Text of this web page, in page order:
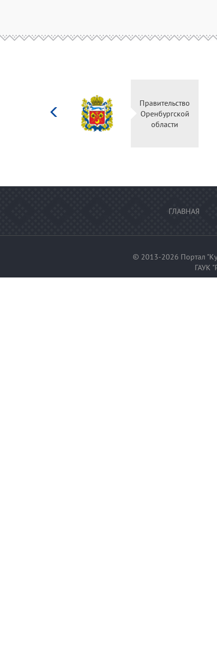
Правительство
Оренбургской
области
ГЛАВНАЯ
© 2013-2026 Портал
ГАУК